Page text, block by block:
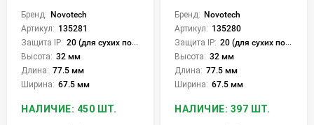
Бренд: Novotech
Артикул: 135281
Защита IP: 20 (для сухих пом.)
Высота: 32 мм
Длина: 77.5 мм
Ширина: 67.5 мм
НАЛИЧИЕ: 450 ШТ.
Бренд: Novotech
Артикул: 135280
Защита IP: 20 (для сухих пом.)
Высота: 32 мм
Длина: 77.5 мм
Ширина: 67.5 мм
НАЛИЧИЕ: 397 ШТ.